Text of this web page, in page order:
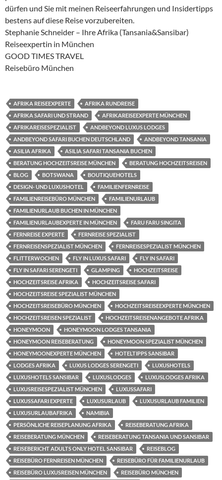
dürfen und Sie mit meinen Reiseerfahrungen und Insidertipps
bestens auf diese Reise vorzubereiten.
Stephanie Schneider – Ihre Afrika (Tansania&Sansibar)
Reiseexpertin in München
GOOD TIMES TRAVEL
Reisebüro München
AFRIKA REISEEXPERTE
AFRIKA RUNDREISE
AFRIKA SAFARI UND STRAND
AFRIKAREISEEXPERTE MÜNCHEN
AFRIKAREISESPEZIALIST
ANDBEYOND LUXUS LODGES
ANDBEYOND SAFARI BUCHEN DEUTSCHLAND
ANDBEYOND TANSANIA
ASILIA AFRIKA
ASILIA SAFARI TANSANIA BUCHEN
BERATUNG HOCHZEITSREISE MÜNCHEN
BERATUNG HOCHZEITSREISEN
BLOG
BOTSWANA
BOUTIQUEHOTELS
DESIGN- UND LUXUSHOTEL
FAMILIENFERNREISE
FAMILIENREISEBÜRO MÜNCHEN
FAMILIENURLAUB
FAMILIENURLAUB BUCHEN IN MÜNCHEN
FAMILIENURLAUBEXPERTE IN MÜNCHEN
FARU FARU SINGITA
FERNREISE EXPERTE
FERNREISE SPEZIALIST
FERNREISENSPEZIALIST MÜNCHEN
FERNREISESPEZIALIST MÜNCHEN
FLITTERWOCHEN
FLY IN LUXUS SAFARI
FLY IN SAFARI
FLY IN SAFARI SERENGETI
GLAMPING
HOCHZEITSREISE
HOCHZEITSREISE AFRIKA
HOCHZEITSREISE SAFARI
HOCHZEITSREISE SPEZIALIST MÜNCHEN
HOCHZEITSREISEBÜRO MÜNCHEN
HOCHZEITSREISEEXPERTE MÜNCHEN
HOCHZEITSREISEN SPEZIALIST
HOCHZEITSREISENANGEBOTE AFRIKA
HONEYMOON
HONEYMOON LODGES TANSANIA
HONEYMOON REISEBERATUNG
HONEYMOON SPEZIALIST MÜNCHEN
HONEYMOONEXPERTE MÜNCHEN
HOTELTIPPS SANSIBAR
LODGES AFRIKA
LUXUS LODGES SERENGETI
LUXUSHOTELS
LUXUSHOTELS SANSIBAR
LUXUSLODGES
LUXUSLODGES AFRIKA
LUXUSREISESPEZIALIST MÜNCHEN
LUXUSSAFARI
LUXUSSAFARI EXPERTE
LUXUSURLAUB
LUXUSURLAUB FAMILIEN
LUXUSURLAUBAFRIKA
NAMIBIA
PERSÖNLICHE REISEPLANUNG AFRIKA
REISEBERATUNG AFRIKA
REISEBERATUNG MÜNCHEN
REISEBERATUNG TANSANIA UND SANSIBAR
REISEBERICHT ADULTS ONLY HOTEL SANSIBAR
REISEBLOG
REISEBÜRO FERNREISEN MÜNCHEN
REISEBÜRO FÜR FAMILIENURLAUB
REISEBÜRO LUXUSREISEN MÜNCHEN
REISEBÜRO MÜNCHEN